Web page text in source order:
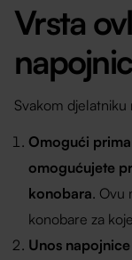
Vrsta
Svakom
Omogući
omogućujete
konobara. Ovu
konobare za
Unos